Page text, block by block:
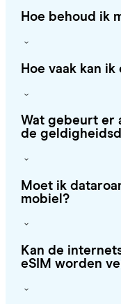
Hoe behoud ik
Hoe vaak kan
Wat gebeurt er
de
Moet ik
mobiel?
Kan de
eSIM worden